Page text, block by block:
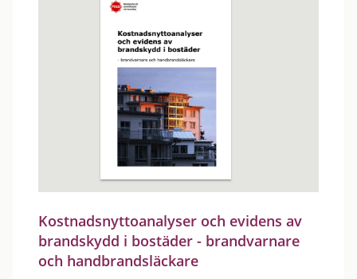
Kostnadsnyttoanalyser och evidens av
brandskydd i bostäder - brandvarnare
och handbrandsläckare